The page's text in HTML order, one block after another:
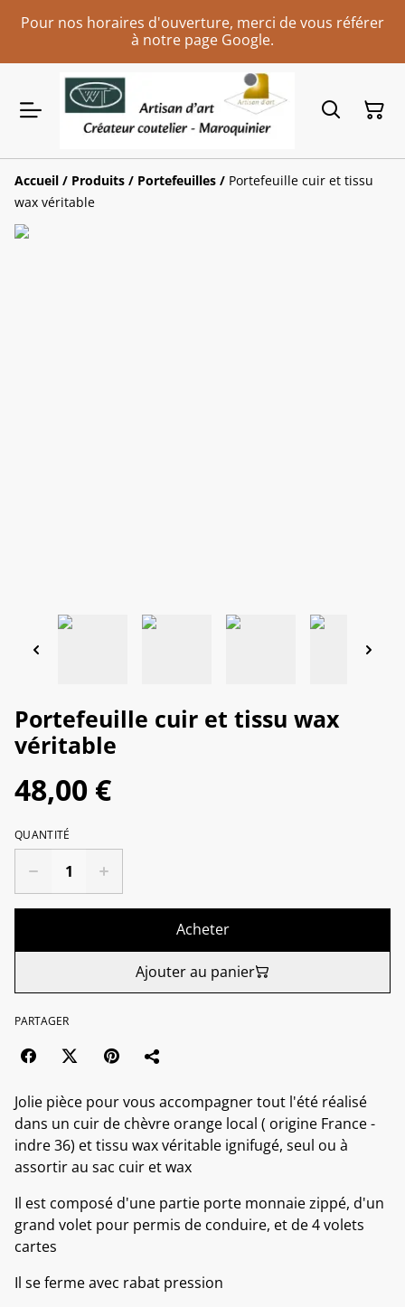
Pour nos horaires d'ouverture, merci de vous référer
à notre page Google.
Accueil / Produits / Portefeuilles / Portefeuille cuir et tissu
wax véritable
Portefeuille cuir et tissu wax
véritable
48,00 €
QUANTITÉ
Acheter
Ajouter au panier
PARTAGER
Jolie pièce pour vous accompagner tout l'été réalisé
dans un cuir de chèvre orange local ( origine France -
indre 36) et tissu wax véritable ignifugé, seul ou à
assortir au sac cuir et wax
Il est composé d'une partie porte monnaie zippé, d'un
grand volet pour permis de conduire, et de 4 volets
cartes
Il se ferme avec rabat pression